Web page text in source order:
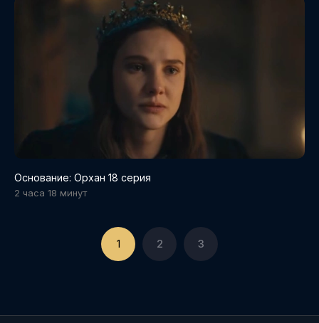
Основание: Орхан 18 серия
2 часа 18 минут
1 2 3